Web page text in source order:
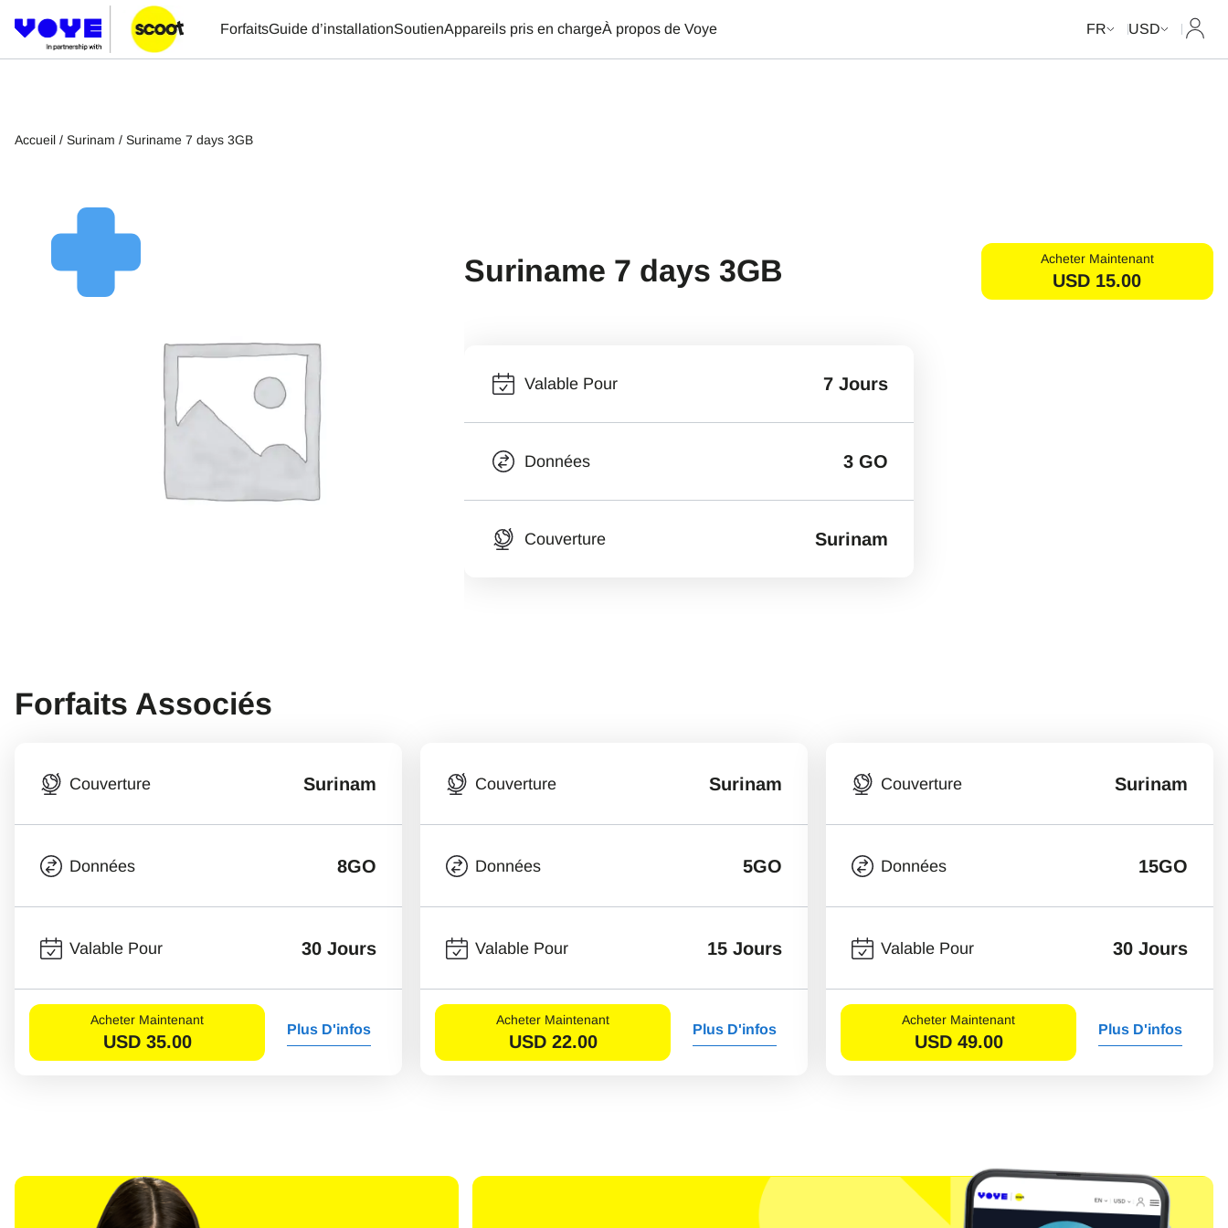
ForfaitsGuide d’installationSoutienAppareils pris en chargeÀ propos de Voye FR USD Mon
Accueil / Surinam / Suriname 7 days 3GB
Suriname 7 days 3GB Acheter Maintenant
USD 15.00
Valable Pour 7 Jours
Données 3 GO
Couverture Surinam
Forfaits Associés
Couverture Surinam
Données 8GO
Valable Pour 30 Jours
Acheter Maintenant
USD 35.00
Plus D'infos
Couverture Surinam
Données 5GO
Valable Pour 15 Jours
Acheter Maintenant
USD 22.00
Plus D'infos
Couverture Surinam
Données 15GO
Valable Pour 30 Jours
Acheter Maintenant
USD 49.00
Plus D'infos